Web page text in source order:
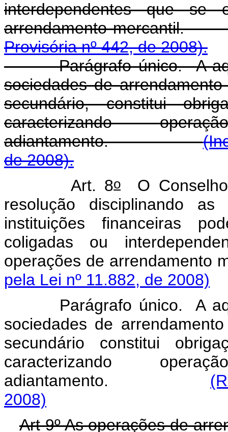
interdependentes que se
arrendamento
Provisória nº 442, de 2008).
Parágrafo único. A
sociedades de
secundário, constitui
caracterizando
adiantamento.
de 2008).
Art. 8o
O
resolução disciplinando
instituições financeiras
coligadas ou
operações de
pela Lei nº 11.882, de 2008)
Parágrafo único. A
sociedades de
secundário constitui
caracterizando
adiantamento.
2008)
Art 9º As operações de